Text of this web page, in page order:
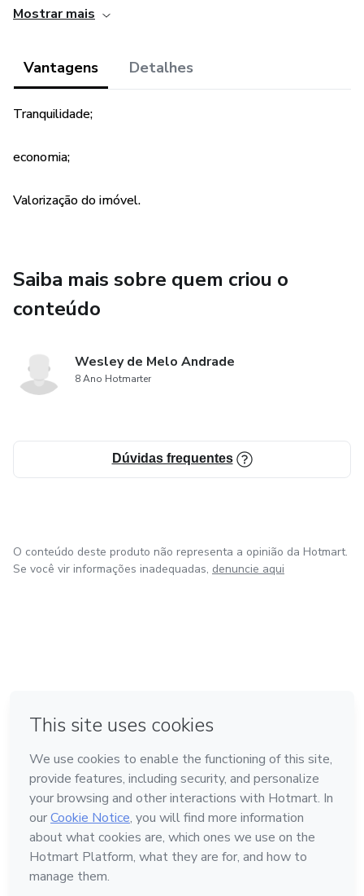
Mostrar mais
Vantagens Detalhes
Tranquilidade;
economia;
Valorização do imóvel.
Saiba mais sobre quem criou o
conteúdo
Wesley de Melo Andrade
8 Ano Hotmarter
Dúvidas frequentes
O conteúdo deste produto não representa a opinião da Hotmart.
Se você vir informações inadequadas, denuncie aqui
Feito com ❤ na Cidade do México
Conheça a Hotmart
Idioma
Português